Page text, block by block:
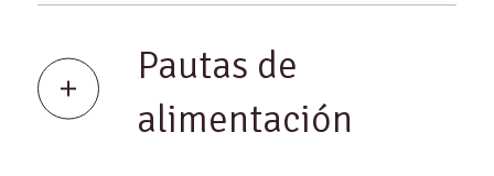
Pautas de
alimentación